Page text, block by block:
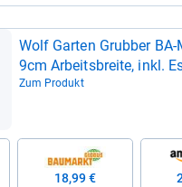
Wolf Gar­ten Grub­ber
9cm Arbeits­breite, inkl.
Zum Produkt
18,99 €